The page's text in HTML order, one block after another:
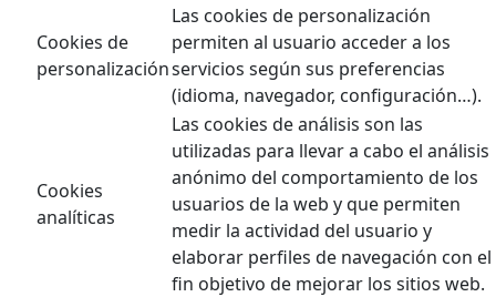
Cookies de
personalización
Las cookies de personalización
permiten al usuario acceder a los
servicios según sus preferencias
(idioma, navegador, configuración…).
Cookies
analíticas
Las cookies de análisis son las
utilizadas para llevar a cabo el análisis
anónimo del comportamiento de los
usuarios de la web y que permiten
medir la actividad del usuario y
elaborar perfiles de navegación con el
fin objetivo de mejorar los sitios web.